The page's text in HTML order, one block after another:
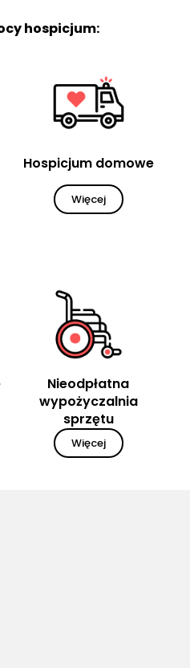
hospicjum:
Hospicjum domowe
Więcej
Nieodpłatna
wypożyczalnia
sprzętu
Więcej